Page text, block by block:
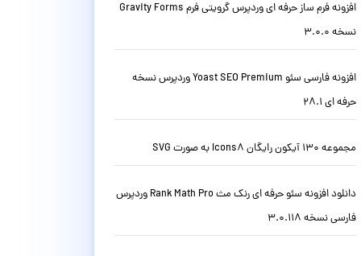
افزونه فرم ساز حرفه ای وردپرس گرویتی فرم Gravity Forms
نسخه 3.0.0
افزونه فارسی سئو Yoast SEO Premium وردپرس نسخه
حرفه ای 28.1
مجموعه 130 آیکون رایگان Icons8 به صورت SVG
دانلود افزونه سئو حرفه ای رنک مث Rank Math Pro وردپرس
فارسی نسخه 3.0.118